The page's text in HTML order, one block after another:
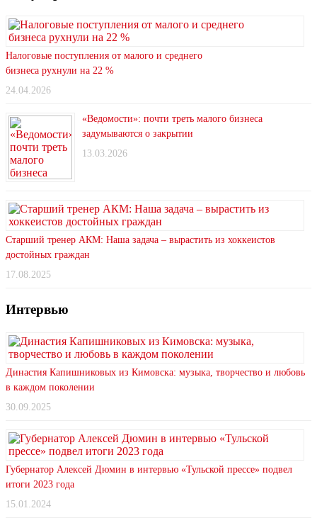
Налоговые поступления от малого и среднего
бизнеса рухнули на 22 %
24.04.2026
«Ведомости»: почти треть малого бизнеса
задумываются о закрытии
13.03.2026
Старший тренер АКМ: Наша задача – вырастить из хоккеистов
достойных граждан
17.08.2025
Интервью
Династия Капишниковых из Кимовска: музыка, творчество и любовь
в каждом поколении
30.09.2025
Губернатор Алексей Дюмин в интервью «Тульской прессе» подвел
итоги 2023 года
15.01.2024